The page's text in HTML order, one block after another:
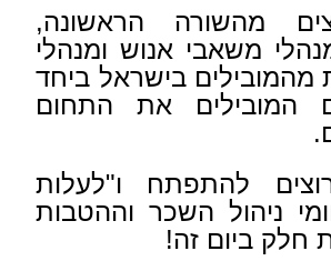
מהשורה הראשונה,
משאבי אנוש ומנהלי
מהמובילים בישראל ביחד
המובילים את התחום
להתפתח ו"לעלות
ניהול השכר וההטבות
חלק ביום זה!